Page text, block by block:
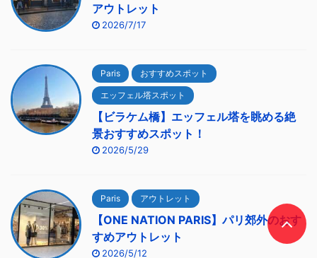
アウトレット
2026/7/17
Paris おすすめスポット
エッフェル塔スポット
【ビラケム橋】エッフェル塔を眺める絶
景おすすめスポット！
2026/5/29
Paris アウトレット
【ONE NATION PARIS】パリ郊外のおす
すめアウトレット
2026/5/12